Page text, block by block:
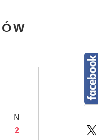
N
2